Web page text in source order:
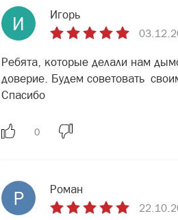
И Игорь
Ребята, которые делали нам
доверие. Будем советовать
Спасибо
Р Роман